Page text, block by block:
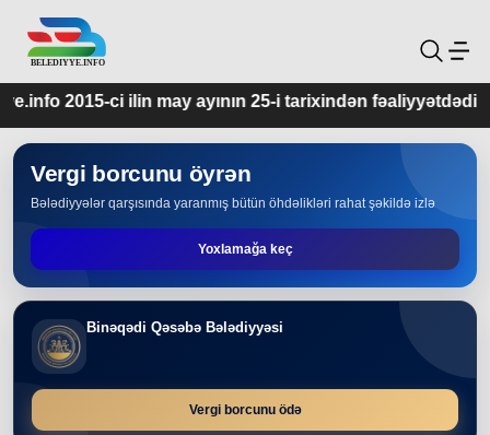
ayının 25-i tarixindən fəaliyyətdədir.
Vergi borcunu öyrən
Bələdiyyələr qarşısında yaranmış bütün öhdəlikləri rahat şəkildə izlə
Yoxlamağa keç
Binəqədi Qəsəbə Bələdiyyəsi
Vergi borcunu ödə